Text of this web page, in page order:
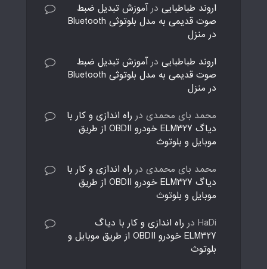
اروند طباطبایی درآموزش تبدیل ضبط
صوت قدیمی به مدل بلوتوثی Bluetooth
در منزل
اروند طباطبایی درآموزش تبدیل ضبط
صوت قدیمی به مدل بلوتوثی Bluetooth
در منزل
محمد بای محمدی در راه اندازی و کار با
دیاگ ELM327 خودرو OBDII از طریق
موبایل و بلوتوث
محمد بای محمدی در راه اندازی و کار با
دیاگ ELM327 خودرو OBDII از طریق
موبایل و بلوتوث
HaDi در راه اندازی و کار با دیاگ
ELM327 خودرو OBDII از طریق موبایل و
بلوتوث